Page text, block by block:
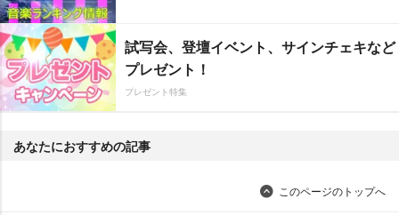
試写会、登壇イベント、サインチェキなど
プレゼント！
プレゼント特集
あなたにおすすめの記事
このページのトップへ